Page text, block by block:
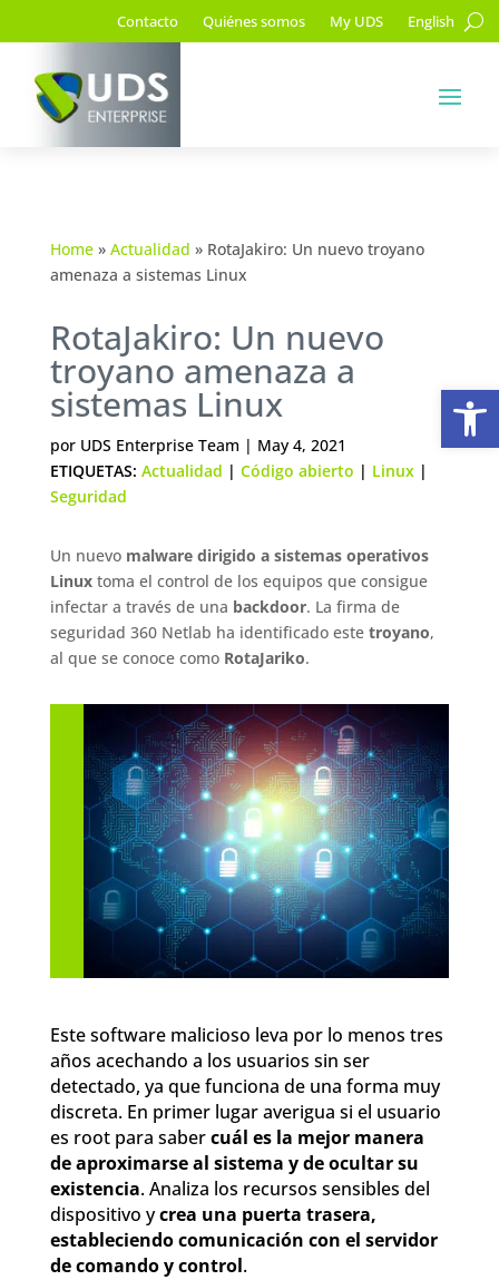
Contacto Quiénes somos My UDS English
Home» Actualidad » RotaJakiro: Un nuevo troyano
amenaza a sistemas Linux
RotaJakiro: Un nuevo
troyano amenaza a
sistemas Linux
por UDS Enterprise Team | May 4, 2021
ETIQUETAS: Actualidad | Código abierto | Linux|
Seguridad
Un nuevo malware dirigido a sistemas operativos
Linuxtoma el control de los equipos que consigue
infectar a través de una backdoor. La firma de
seguridad 360 Netlab ha identificado estetroyano,
al que se conoce como RotaJariko.
Este software malicioso leva por lo menos tres
años acechando a los usuarios sin ser
detectado, ya que funciona de una forma muy
discreta. En primer lugar averigua si el usuario
es root para sabercuál es la mejor manera
de aproximarse al sistema y de ocultar su
existencia. Analiza los recursos sensibles del
dispositivo ycrea una puerta trasera,
estableciendo comunicación con el servidor
de comando y control.